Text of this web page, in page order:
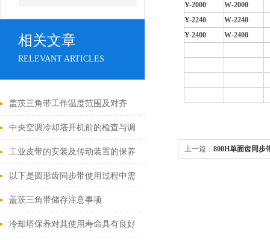
相关文章
RELEVANT ARTICLES
盖茨三角带工作温度范围及对齐
中央空调冷却塔开机前的检查与调
试
工业皮带的安装及传动装置的保养
以下是圆形齿同步带使用过程中需
要注意的几个事项
盖茨三角带储存注意事项
冷却塔保养对其使用寿命具有良好
Y-2000
W-2000
Y-2240
W-2240
Y-2400
W-2400
上一篇： 800H单面齿同步